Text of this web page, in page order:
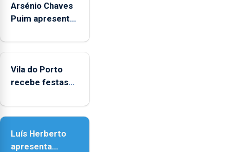
Arsénio Chaves
Puim apresenta
Biblioteca de
Vila do Porto
recebe festas
Nossa Senhora
Luís Herberto
apresenta